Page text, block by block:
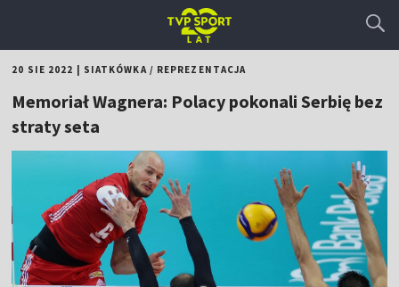
20 SIE 2022 SIATKÓWKA/ REPREZENTACJA
Memoriał Wagnera: Polacy pokonali Serbię bez
straty seta